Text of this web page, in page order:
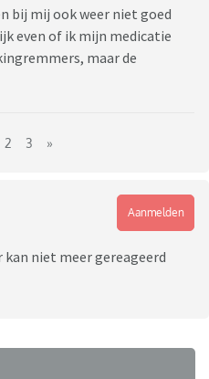
bij mij ook weer niet goed
even of ik mijn medicatie
maar de
2 3 »
Aanmelden
niet meer gereageerd